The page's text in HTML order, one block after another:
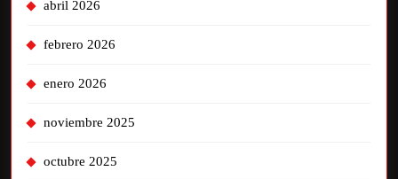
abril 2026
febrero 2026
enero 2026
noviembre 2025
octubre 2025